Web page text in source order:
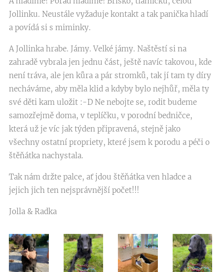
Jollinku. Neustále vyžaduje kontakt a tak panička hladí
a povídá si s miminky.
A Jollinka hrabe. Jámy. Velké jámy. Naštěstí si na
zahradě vybrala jen jednu část, ještě navíc takovou, kde
není tráva, ale jen kůra a pár stromků, tak jí tam ty díry
necháváme, aby měla klid a kdyby bylo nejhůř, měla ty
své děti kam uložit :-D Ne nebojte se, rodit budeme
samozřejmě doma, v teplíčku, v porodní bedničce,
která už je víc jak týden připravená, stejně jako
všechny ostatní propriety, které jsem k porodu a péči o
štěňátka nachystala.
Tak nám držte palce, ať jdou štěňátka ven hladce a
jejich jich ten nejsprávnější počet!!!
Jolla & Radka